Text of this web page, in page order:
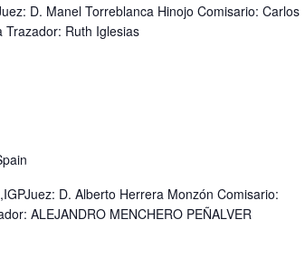
D. Manel Torreblanca Hinojo Comisario: Carlos
Trazador: Ruth Iglesias
D. Alberto Herrera Monzón Comisario:
ALEJANDRO MENCHERO PEÑALVER